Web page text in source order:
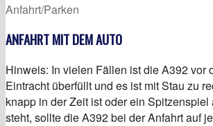
Anfahrt/Parken
ANFAHRT MIT DEM AUTO
Hinweis: In vielen Fällen ist die A392 vor
Eintracht überfüllt und es ist mit Stau zu
knapp in der Zeit ist oder ein Spitzenspiel
steht, sollte die A392 bei der Anfahrt auf